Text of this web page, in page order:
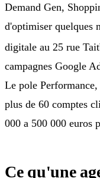
Demand Gen,
d'optimiser quelques
digitale au 25 rue
campagnes Google
Le pole
plus de 60 comptes
000 a 500 000 euros
Ce qu'une